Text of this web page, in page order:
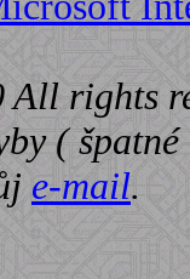
All rights
(
e-mail.